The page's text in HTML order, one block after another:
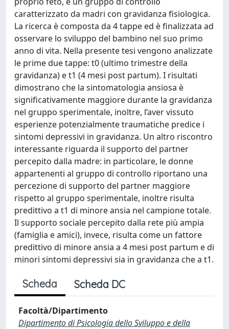
caratterizzato da madri con gravidanza fisiologica.
La ricerca è composta da 4 tappe ed è finalizzata ad
osservare lo sviluppo del bambino nel suo primo
anno di vita. Nella presente tesi vengono analizzate
le prime due tappe: t0 (ultimo trimestre della
gravidanza) e t1 (4 mesi post partum). I risultati
dimostrano che la sintomatologia ansiosa è
significativamente maggiore durante la gravidanza
nel gruppo sperimentale, inoltre, l’aver vissuto
esperienze potenzialmente traumatiche predice i
sintomi depressivi in gravidanza. Un altro riscontro
interessante riguarda il supporto del partner
percepito dalla madre: in particolare, le donne
appartenenti al gruppo di controllo riportano una
percezione di supporto del partner maggiore
rispetto al gruppo sperimentale, inoltre risulta
predittivo a t1 di minore ansia nel campione totale.
Il supporto sociale percepito dalla rete più ampia
(famiglia e amici), invece, risulta come un fattore
predittivo di minore ansia a 4 mesi post partum e di
minori sintomi depressivi sia in gravidanza che a t1.
Scheda Scheda DC
Facoltà/Dipartimento
Dipartimento di Psicologia dello Sviluppo e della